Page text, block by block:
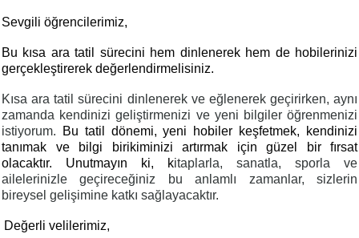
Sevgili öğrencilerimiz,
Bu kısa ara tatil sürecini hem dinlenerek hem de hobilerinizi
gerçekleştirerek değerlendirmelisiniz.
Kısa ara tatil sürecini dinlenerek ve eğlenerek geçirirken, aynı
zamanda kendinizi geliştirmenizi ve yeni bilgiler öğrenmenizi
istiyorum.
Bu tatil dönemi, yeni hobiler keşfetmek, kendinizi
tanımak ve bilgi birikiminizi artırmak için güzel bir fırsat
olacaktır. Unutmayın ki, kitaplarla, sanatla, sporla ve
ailelerinizle geçireceğiniz bu anlamlı zamanlar, sizlerin
bireysel gelişimine katkı sağlayacaktır.
Değerli velilerimiz,